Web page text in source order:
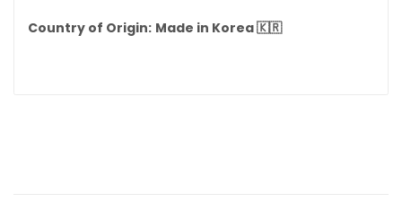
Country of Origin: Made in Korea 🇰🇷